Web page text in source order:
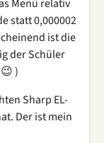
Menü relativ
statt 0,000002
ist die
der Schüler
)
Sharp EL-
Der ist mein